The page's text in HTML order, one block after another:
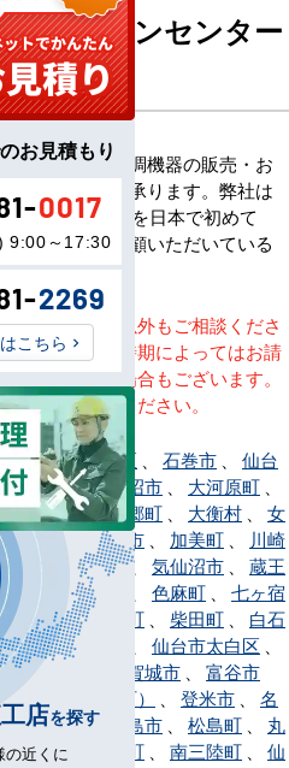
店エアコンセンター
エアコン・空調機器の販売・お
まで一貫して承ります。弊社は
のネット販売を日本で初めて
ご信頼・ご愛顧いただいている
ップです。
※記載地域以外もご相談くださ
い。地域・時期によってはお請
けできない場合もございます。
直接ご相談ください。
仙台市青葉区 石巻市
仙台
市泉区、 岩沼市 大河原町
大崎市、大郷町 大衡村
女
川町、角田市 加美町
川崎
、 栗原市、 気仙沼市
蔵王
町
、塩竈市 色麻町
七ヶ宿
町 、七ヶ浜町 柴田町
白石
市、仙台市 仙台市太白区
大和町
多賀城市
富谷市
（旧・富谷町）
登米市
名
取市、東松島市 松島町
丸
森町、 美里町 南三陸町
仙
お見積もり
0017
9:00～17:30
2269
こちら
店を探す
の近くに